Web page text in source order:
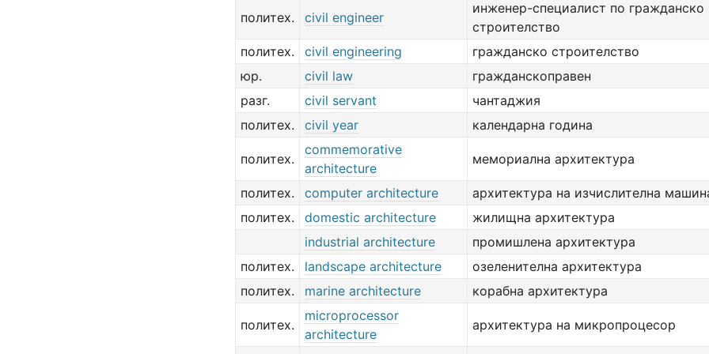
политех. civil engineer
инженер-специалист по гражданско
строителство
политех.
civil engineering
гражданско строителство
юр.
civil law
гражданскоправен
разг.
civil servant
чантаджия
политех.
civil year календарна година
политех.
commemorative
architecture
мемориална архитектура
политех. computer architecture
архитектура на изчислителна
политех.
domestic architecture
жилищна архитектура
industrial architecture
промишлена архитектура
политех.
landscape architecture
озеленителна архитектура
политех.
marine architecture корабна архитектура
политех.
microprocessor
architecture
архитектура на микропроцесор